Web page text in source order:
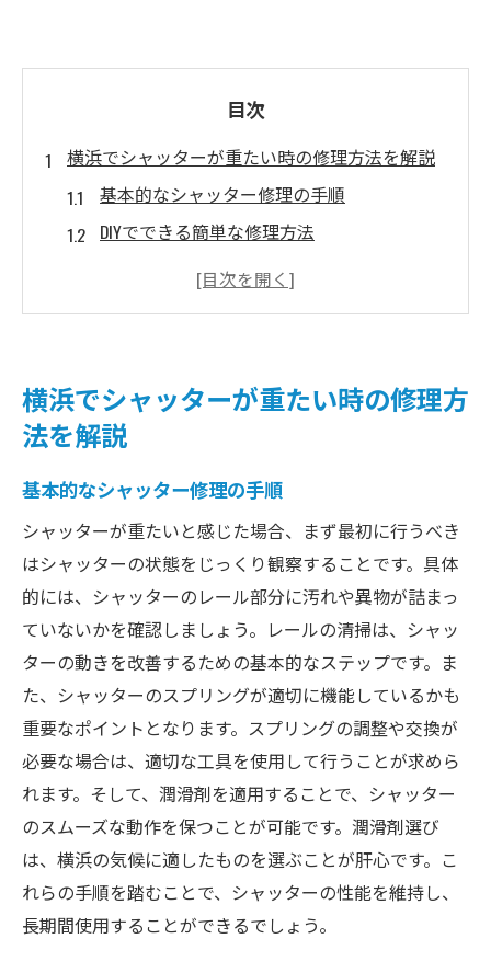
目次
横浜でシャッターが重たい時の修理方法を解説
基本的なシャッター修理の手順
DIYでできる簡単な修理方法
必要な工具と材料の準備
シャッターの定期メンテナンスの重要性
シャッターが重たい原因と解決策を横浜で探す
シャッターが重たくなる主な原因
劣化した部品の交換方法
環境要因による影響と対策
異音がする場合の対処法
専門業者による診断の重要性
適切な修理方法を選ぶコツ
横浜のシャッター修理で重たいシャッターを軽
くする方法
潤滑剤の使用とその効果
部品交換による改善方法
シャッターのバランス調整
スプリングの調整と交換方法
プロの手による精密修理
修理後のメンテナンス方法
横浜でシャッターが重たい時の修理方
法を解説
基本的なシャッター修理の手順
シャッターが重たいと感じた場合、まず最初に行うべき
はシャッターの状態をじっくり観察することです。具体
的には、シャッターのレール部分に汚れや異物が詰まっ
ていないかを確認しましょう。レールの清掃は、シャッ
ターの動きを改善するための基本的なステップです。ま
た、シャッターのスプリングが適切に機能しているかも
重要なポイントとなります。スプリングの調整や交換が
必要な場合は、適切な工具を使用して行うことが求めら
れます。そして、潤滑剤を適用することで、シャッター
のスムーズな動作を保つことが可能です。潤滑剤選び
は、横浜の気候に適したものを選ぶことが肝心です。こ
れらの手順を踏むことで、シャッターの性能を維持し、
長期間使用することができるでしょう。